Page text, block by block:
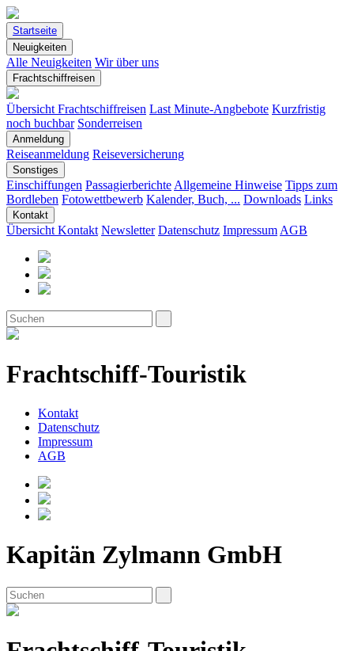
Startseite
Neuigkeiten
Alle Neuigkeiten Wir über uns
Frachtschiffreisen
Übersicht Frachtschiffreisen Last Minute-Angbebote Kurzfristig
noch buchbar Sonderreisen
Anmeldung
Reiseanmeldung Reiseversicherung
Sonstiges
Einschiffungen Passagierberichte Allgemeine Hinweise Tipps zum
Bordleben Fotowettbewerb Kalender, Buch, ... Downloads Links
Kontakt
Übersicht Kontakt Newsletter Datenschutz Impressum AGB
Frachtschiff-Touristik
Kontakt
Datenschutz
Impressum
AGB
Kapitän Zylmann GmbH